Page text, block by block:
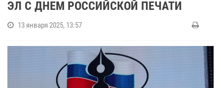
ЭЛ С ДНЕМ РОССИЙСКОЙ ПЕЧАТИ
13 января 2025, 13:57